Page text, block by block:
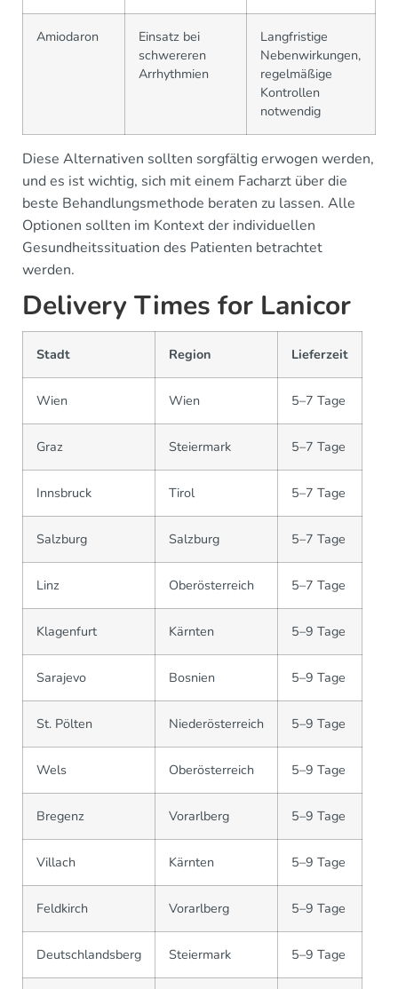
Amiodaron
Einsatz bei
schwereren
Arrhythmien
Langfristige
Nebenwirkungen,
regelmäßige
Kontrollen
notwendig
Diese Alternativen sollten sorgfältig erwogen werden,
und es ist wichtig, sich mit einem Facharzt über die
beste Behandlungsmethode beraten zu lassen. Alle
Optionen sollten im Kontext der individuellen
Gesundheitssituation des Patienten betrachtet
werden.
Delivery Times for Lanicor
Stadt Region Lieferzeit
Wien Wien 5–7 Tage
Graz Steiermark 5–7 Tage
Innsbruck Tirol 5–7 Tage
Salzburg Salzburg 5–7 Tage
Linz Oberösterreich 5–7 Tage
Klagenfurt Kärnten 5–9 Tage
Sarajevo Bosnien 5–9 Tage
St. Pölten Niederösterreich 5–9 Tage
Wels Oberösterreich 5–9 Tage
Bregenz Vorarlberg 5–9 Tage
Villach Kärnten 5–9 Tage
Feldkirch Vorarlberg 5–9 Tage
Deutschlandsberg Steiermark 5–9 Tage